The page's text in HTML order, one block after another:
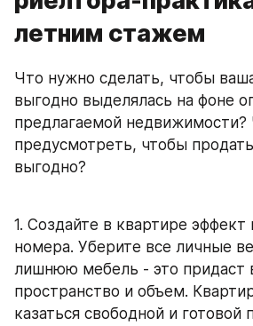
летним стажем
Что нужно сделать, чтобы
выгодно выделялась на фоне
предлагаемой
предусмотреть, чтобы
выгодно?
1. Создайте в квартире эффект
номера. Уберите все личные
лишнюю мебель - это придаст
пространство и объем.
казаться свободной и готовой